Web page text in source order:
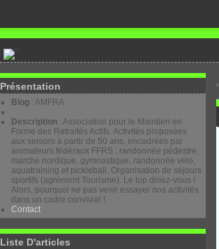
Présentation
Blog : AMFRA
Description : Association pour le Maintien en
Forme des Retraités Actifs. Activités proposées
aux seniors à partir de 50 ans, encadrées par
animateurs fédéraux FFRS : randonnée pédestre,
marche nordique, gymnastique, randonnée vélo,
aquatraining et pickleball. Organisation de séjours
sportifs (agrément Tourisme). Le top diriez-vous !
Alors, pourquoi ne pas venir essayer nos activités
dans un cadre convivial !
Contact
Liste D'articles